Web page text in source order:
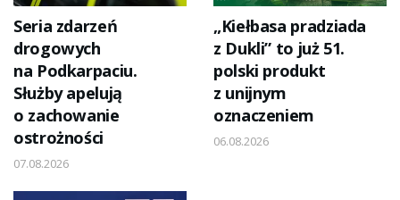
Seria zdarzeń
drogowych
na Podkarpaciu.
Służby apelują
o zachowanie
ostrożności
07.08.2026
„Kiełbasa pradziada
z Dukli” to już 51.
polski produkt
z unijnym
oznaczeniem
06.08.2026